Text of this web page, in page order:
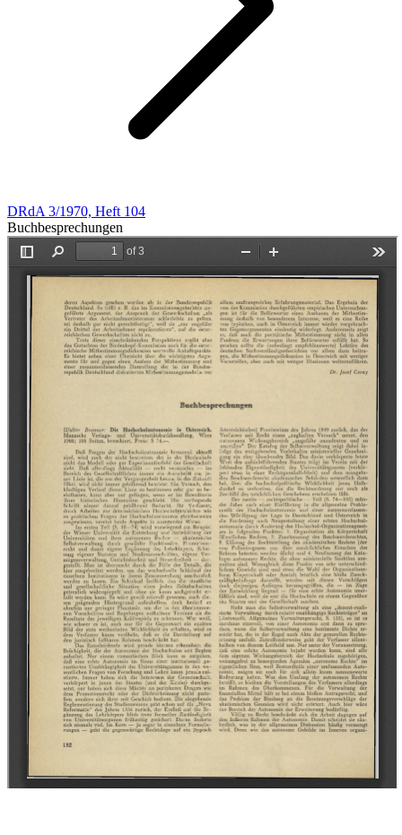
DRdA 3/1970, Heft 104
Buchbesprechungen